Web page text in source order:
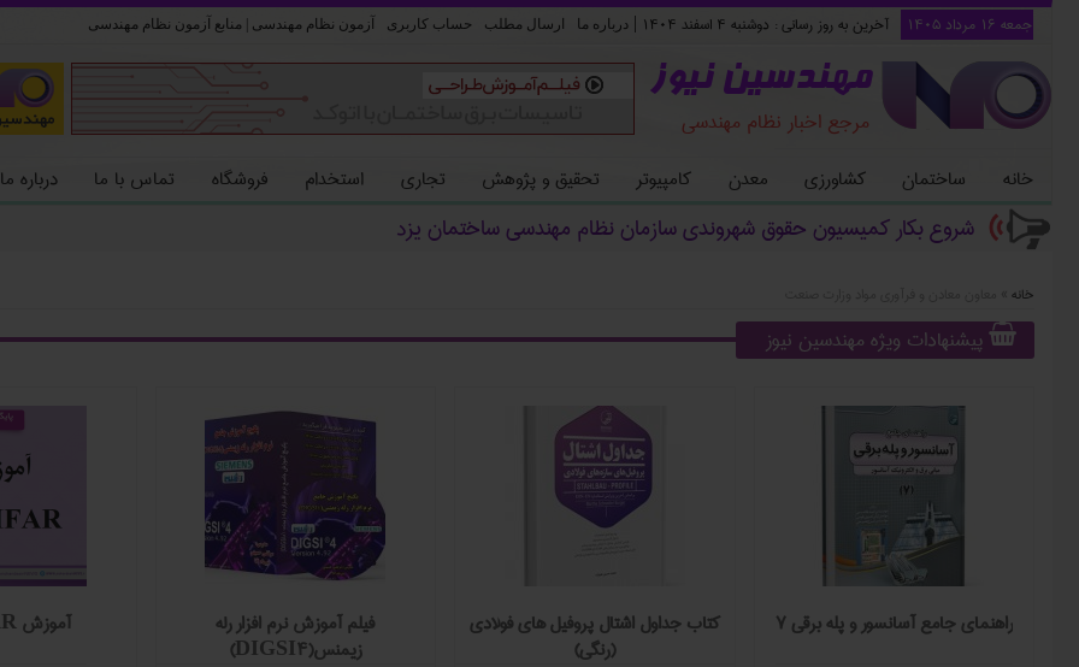
جمعه ۱۶ مرداد ۱۴۰۵ آخرین به روز رسانی : دوشنبه ۴ اسفند ۱۴۰۴ | درباره ما ارسال مطلب حساب کاربری آزمون نظام مهندسی | منابع آزمون نظام مهندسی
مهندسین نیوز
مرجع اخبار نظام مهندسی
خانه ساختمان کشاورزی معدن کامپیوتر تحقیق و پژوهش تجاری استخدام فروشگاه تماس با ما درباره ما
شروع بکار کمیسیون حقوق شهروندی سازمان نظام مهندسی ساختمان یزد
خانه
پیشنهادات ویژه مهندسین نیوز
آموزش COMFAR
فیلم آموزش نرم افزار رله
زیمنس(DIGSI4)
کتاب جداول اشتال پروفیل ‌های فولادی
(رنگی)
راهنمای جامع آسانسور و پله برقی ۷